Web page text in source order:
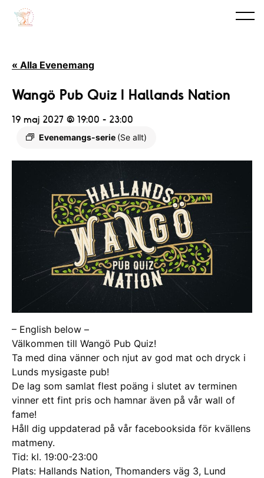
« Alla Evenemang
Wangö Pub Quiz I Hallands Nation
19 maj 2027 @ 19:00 - 23:00
Evenemangs-serie (Se allt)
– English below –
Välkommen till Wangö Pub Quiz!
Ta med dina vänner och njut av god mat och dryck i
Lunds mysigaste pub!
De lag som samlat flest poäng i slutet av terminen
vinner ett fint pris och hamnar även på vår wall of
fame!
Håll dig uppdaterad på vår facebooksida för kvällens
matmeny.
Tid: kl. 19:00-23:00
Plats: Hallands Nation, Thomanders väg 3, Lund